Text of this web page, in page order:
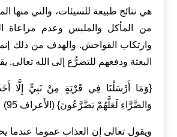
هي نتائج طبيعة للسيئات، والتي منها
من المأكل والملبس وعدم مراعاة
وارتكاب الفواحش. والهدف من ذلك
البعثة ودفعهم للتضرُّع إلى الله تعالى.
{وَمَا أَرْسَلْنَا فِي قَرْيَةٍ مِنْ نَبِيٍّ إِلَّا
وَالضَّرَّاءِ لَعَلَّهُمْ يَضَّرَّعُونَ} (الأَعراف 95)
ويقول تعالى إن العذاب عموما عندما